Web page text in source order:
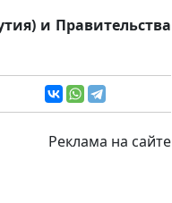
и Правительства
Реклама на сайте